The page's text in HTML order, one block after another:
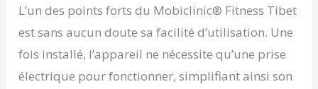
L’un des points forts du Mobiclinic® Fitness Tibet
est sans aucun doute sa facilité d’utilisation. Une
fois installé, l’appareil ne nécessite qu’une prise
électrique pour fonctionner, simplifiant ainsi son